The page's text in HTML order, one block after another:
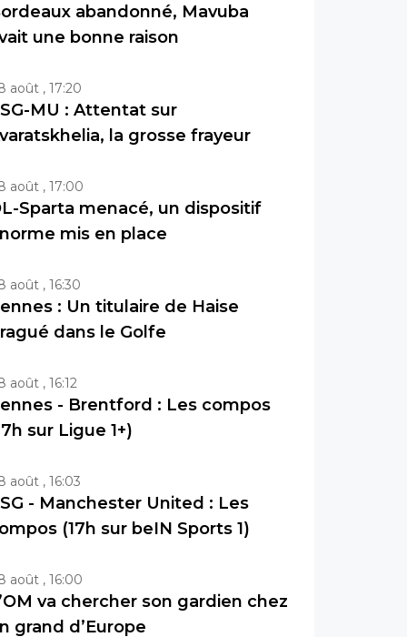
abandonné, Mavuba
une bonne raison
août , 17:20
MU : Attentat sur
la grosse frayeur
août , 17:00
Sparta menacé, un dispositif
mis en place
août , 16:30
: Un titulaire de Haise
dans le Golfe
août , 16:12
- Brentford : Les compos
sur Ligue 1+)
août , 16:03
- Manchester United : Les
(17h sur beIN Sports 1)
août , 16:00
va chercher son gardien chez
grand d’Europe